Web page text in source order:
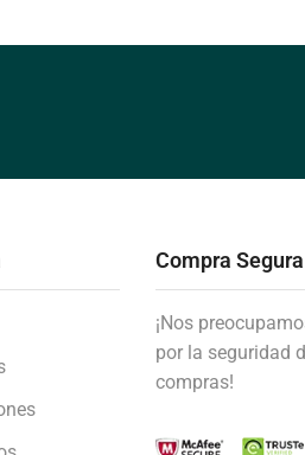
Compra Segura
¡Nos
por la seguridad
compras!